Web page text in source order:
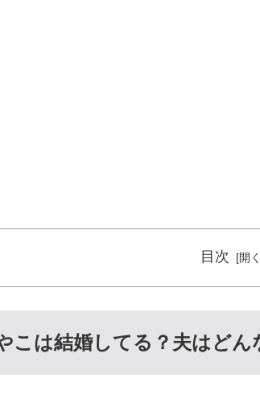
目次
こは結婚してる？夫はどん